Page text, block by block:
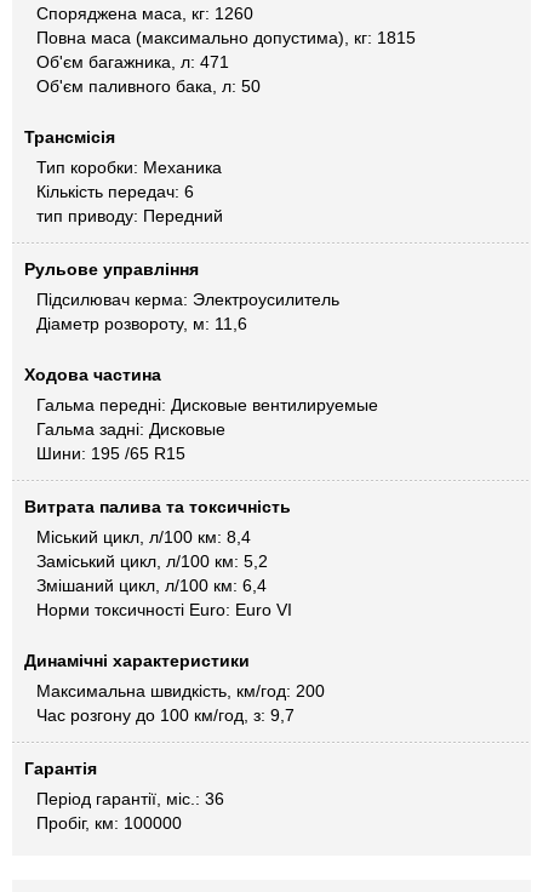
Споряджена маса, кг: 1260
Повна маса (максимально допустима), кг: 1815
Об'єм багажника, л: 471
Об'єм паливного бака, л: 50
Трансмісія
Тип коробки: Механика
Кількість передач: 6
тип приводу: Передний
Рульове управління
Підсилювач керма: Электроусилитель
Діаметр розвороту, м: 11,6
Ходова частина
Гальма передні: Дисковые вентилируемые
Гальма задні: Дисковые
Шини: 195 /65 R15
Витрата палива та токсичність
Міський цикл, л/100 км: 8,4
Заміський цикл, л/100 км: 5,2
Змішаний цикл, л/100 км: 6,4
Норми токсичності Euro: Euro VI
Динамічні характеристики
Максимальна швидкість, км/год: 200
Час розгону до 100 км/год, з: 9,7
Гарантія
Період гарантії, міс.: 36
Пробіг, км: 100000